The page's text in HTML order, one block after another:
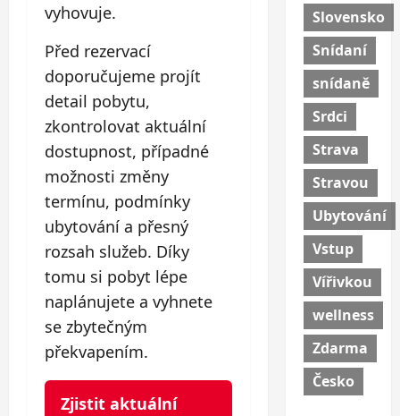
vyhovuje.
Před rezervací
doporučujeme projít
detail pobytu,
zkontrolovat aktuální
dostupnost, případné
možnosti změny
termínu, podmínky
ubytování a přesný
rozsah služeb. Díky
tomu si pobyt lépe
naplánujete a vyhnete
se zbytečným
překvapením.
Zjistit aktuální
Slovensko
Snídaní
snídaně
Srdci
Strava
Stravou
Ubytování
Vstup
Vířivkou
wellness
Zdarma
Česko